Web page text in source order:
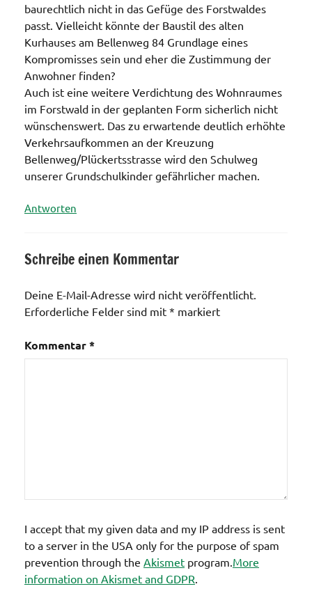
baurechtlich nicht in das Gefüge des Forstwaldes
passt. Vielleicht könnte der Baustil des alten
Kurhauses am Bellenweg 84 Grundlage eines
Kompromisses sein und eher die Zustimmung der
Anwohner finden?
Auch ist eine weitere Verdichtung des Wohnraumes
im Forstwald in der geplanten Form sicherlich nicht
wünschenswert. Das zu erwartende deutlich erhöhte
Verkehrsaufkommen an der Kreuzung
Bellenweg/Plückertsstrasse wird den Schulweg
unserer Grundschulkinder gefährlicher machen.
Antworten
Schreibe einen Kommentar
Deine E-Mail-Adresse wird nicht veröffentlicht.
Erforderliche Felder sind mit * markiert
Kommentar*
I accept that my given data and my IP address is sent
to a server in the USA only for the purpose of spam
prevention through the Akismet program.More
information on Akismet and GDPR.